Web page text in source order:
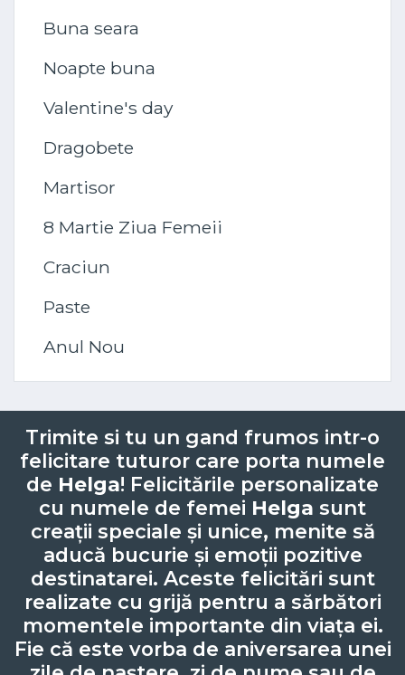
Buna seara
Noapte buna
Valentine's day
Dragobete
Martisor
8 Martie Ziua Femeii
Craciun
Paste
Anul Nou
Trimite si tu un gand frumos intr-o
felicitare tuturor care porta numele
de Helga! Felicitările personalizate
cu numele de femei Helga sunt
creații speciale și unice, menite să
aducă bucurie și emoții pozitive
destinatarei. Aceste felicitări sunt
realizate cu grijă pentru a sărbători
momentele importante din viața ei.
Fie că este vorba de aniversarea unei